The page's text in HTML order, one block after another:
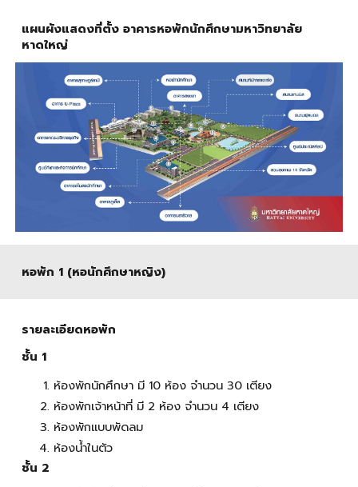
แผนผังแสดงที่ตั้ง อาคารหอพักนักศึกษามหาวิทยาลัย
หาดใหญ่
หอพัก 1 (หอนักศึกษาหญิง)
รายละเอียดหอพัก
ชั้น 1
ห้องพักนักศึกษา มี 10 ห้อง จำนวน 30 เตียง
ห้องพักเจ้าหน้าที่ มี 2 ห้อง จำนวน 4 เตียง
ห้องพักแบบพัดลม
ห้องน้ำในตัว
ชั้น 2